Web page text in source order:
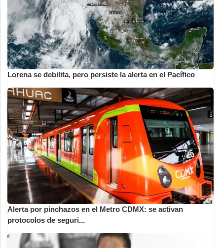
Lorena se debilita, pero persiste la alerta en el Pacífico
Alerta por pinchazos en el Metro CDMX: se activan
protocolos de seguri...